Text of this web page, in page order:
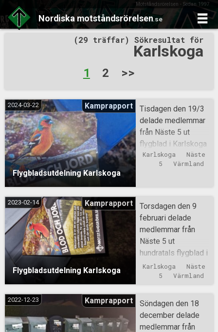
Motståndsrörelsen - Sedan 1997
Nordiska motståndsrörelsen.se
to
(29 träffar) Sökresultat för
Karlskoga
Sidnumrering
inlägg
1 2 >>
Flygbladsutdelning Karlskoga
2024-03-22 Kamprapport
Tisdagen den 19/3
delade medlemmar
från Näste 5 ut
flygblad i Karlskoga
Karlskoga
Näste
5
Värmland
Flygbladsutdelning Karlskoga
2023-02-14 Kamprapport
Torsdagen den 9
februari delade
medlemmar från
Näste 5 ut
hundratals flygblad i
Karlskoga.
Karlskoga
Näste
5
Värmland
2022-12-23 Kamprapport
Söndagen den 18
december delade
medlemmar från